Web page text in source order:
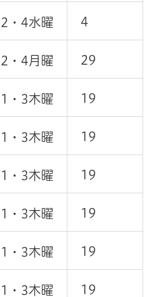
2・4水曜 4
2・4月曜 29
1・3木曜 19
1・3木曜 19
1・3木曜 19
1・3木曜 19
1・3木曜 19
1・3木曜 19